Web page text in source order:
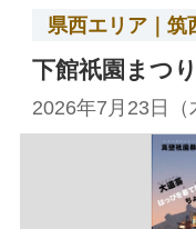
県西エリア｜筑
下館祇園まつり
2026年7月23日（